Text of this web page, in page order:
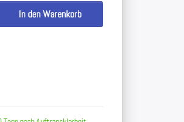
In den Warenkorb